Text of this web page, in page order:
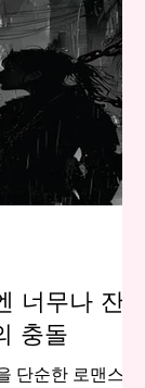
너무나 잔급
충돌
단순한 로맨스로